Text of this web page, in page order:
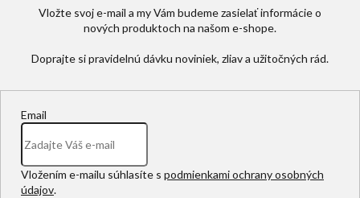
Vložte svoj e-mail a my Vám budeme zasielať informácie o
nových produktoch na našom e-shope.
Email
Vložením e-mailu súhlasíte s podmienkami ochrany osobných
údajov.